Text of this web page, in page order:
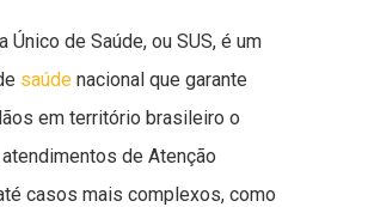
Único de Saúde, ou SUS, é um
saúde nacional que garante
em território brasileiro o
de Atenção
casos mais complexos, como